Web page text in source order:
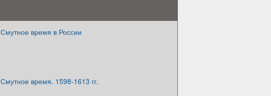
Смутное время в России
Смутное время. 1598-1613 гг.